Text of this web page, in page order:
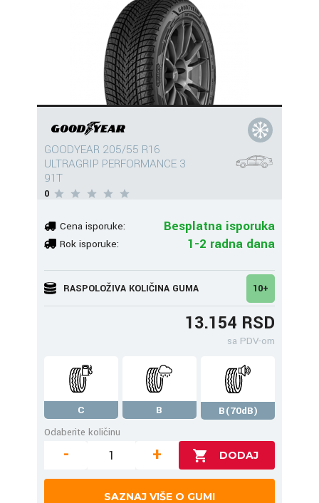
GOODYEAR 205/55 R16
ULTRAGRIP PERFORMANCE 3
91T
0
Cena isporuke: Besplatna isporuka
Rok isporuke: 1-2 radna dana
RASPOLOŽIVA KOLIČINA GUMA 10+
13.154 RSD
sa PDV-om
C B
B(70dB)
Odaberite količinu
- +
SAZNAJ VIŠE O GUMI